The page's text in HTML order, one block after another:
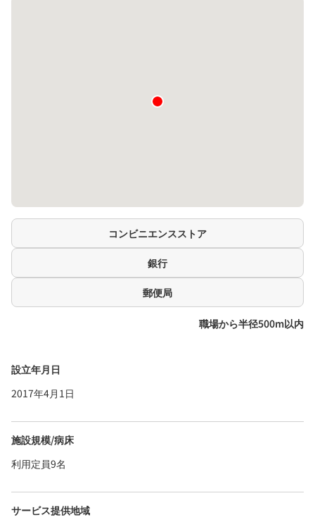
コンビニエンスストア
銀行
郵便局
職場から半径500m以内
設立年月日
2017年4月1日
施設規模/病床
利用定員9名
サービス提供地域